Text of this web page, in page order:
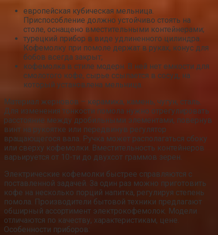
европейская кубическая мельница.
Приспособление должно устойчиво стоять на
столе, оснащено вместительными контейнерами;
турецкий прибор в виде удлиненного цилиндра.
Кофемолку при помоле держат в руках, конус для
бобов всегда закрыт;
кофемолка в стиле модерн. В ней нет емкости для
смолотого кофе, сырье ссыпается в сосуд, на
который установлена мельница.
Материал жерновов – керамика, камень, чугун, сталь.
Для изменения тонкости помола нужно отрегулировать
расстояние между дробильными элементами, повернув
винт на рукоятке или передвинув регулятор
вращающегося вала. Ручка может располагаться сбоку
или сверху кофемолки. Вместительность контейнеров
варьируется от 10-ти до двухсот граммов зерен.
Электрические кофемолки быстрее справляются с
поставленной задачей. За один раз можно приготовить
кофе на несколько порций напитка, регулируя степень
помола. Производители бытовой техники предлагают
обширный ассортимент электрокофемолок. Модели
отличаются по качеству, характеристикам, цене.
Особенности приборов: